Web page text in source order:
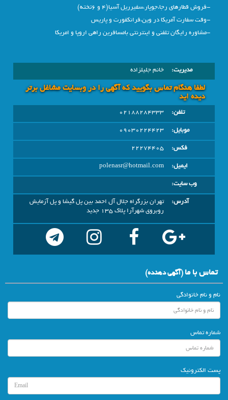
-فروش قطارهای رجا،جوپار،سفیرریل آسیا(4 و 6تخته)
-وقت سفارت آمریکا در وین،فرانکفورت و پاریس
-مشاوره رایگان تلفنی و اینترنتی بامسافرین راهی اروپا و امریکا
مدیریت: خانم جلیلزاده
لطفا هنگام تماس بگویید که آگهی را در وبسايت مشاغل برتر
دیده اید
تلفن:
02188284333
موبایل:
09030224423
فکس:
22274405
ایمیل:
polenasr@hotmail.com
وب سایت:
آدرس:
تهران بزرگراه جلال آل احمد بین پل گیشا و پل آزمایش
روبروی شهرآرا پلاک 135 جدید
تماس با ما(آگهي دهنده)
نام و نام خانوادگی
شماره تماس
پست الکترونیک